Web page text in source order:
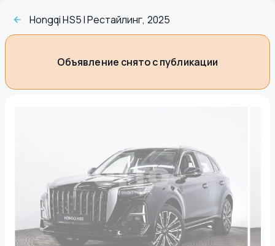
Hongqi HS5 I Рестайлинг, 2025
Объявление снято с публикации